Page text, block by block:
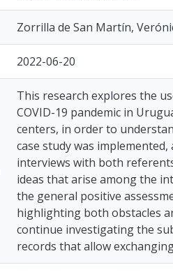
Zorrilla de San Martín,
2022-06-20
This research explores the
COVID-19 pandemic in
centers, in order to
case study was
interviews with both
ideas that arise among the
the general positive
highlighting both obstacles
continue investigating the
records that allow